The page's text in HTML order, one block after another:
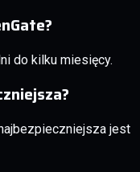
do kilku miesięcy.
jest